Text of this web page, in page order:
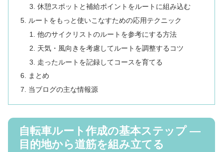
休憩スポットと補給ポイントをルートに組み込む
ルートをもっと使いこなすための応用テクニック
他のサイクリストのルートを参考にする方法
天気・風向きを考慮してルートを調整するコツ
走ったルートを記録してコースを育てる
まとめ
当ブログの主な情報源
自転車ルート作成の基本ステップ —
目的地から道筋を組み立てる